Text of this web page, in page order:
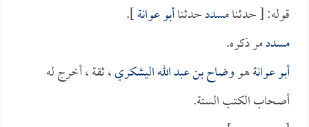
قوله: [ حدثنامسددحدثناأبو عوانة].
مسددمر ذكره.
أبو عوانةهووضاح بن عبد الله اليشكري، ثقة ، أخرج له
أصحاب الكتب الستة.